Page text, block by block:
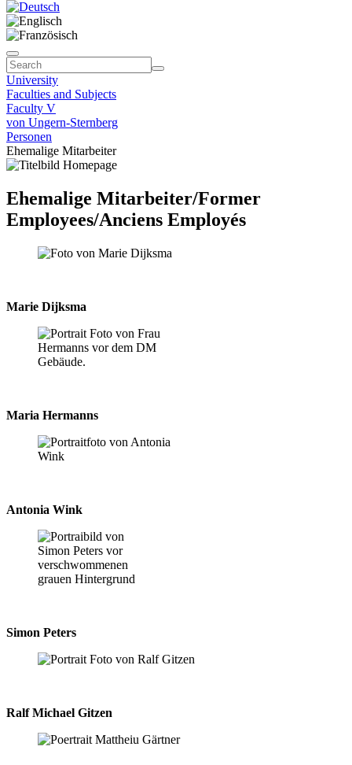
University
Faculties and Subjects
Faculty V
von Ungern-Sternberg
Personen
Ehemalige Mitarbeiter
Ehemalige Mitarbeiter/Former
Employees/Anciens Employés
Marie Dijksma
Maria Hermanns
Antonia Wink
Simon Peters
Ralf Michael Gitzen